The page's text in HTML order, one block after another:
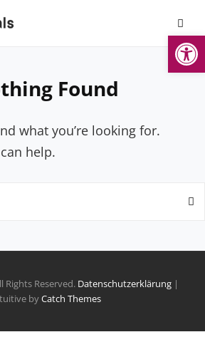
Found
what you’re looking for.
help.
Rights Reserved. Datenschutzerklärung|
byCatch Themes